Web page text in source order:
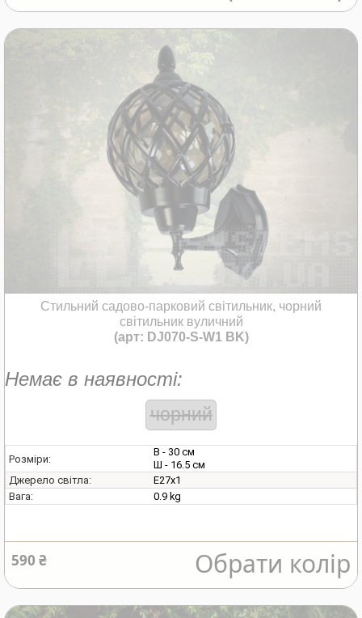
Стильний садово-парковий світильник, чорний
світильник вуличний
(арт: DJ070-S-W1 BK)
Немає в наявності:
чорний
Розміри:
В - 30 см
Ш - 16.5 см
Джерело світла:
E27х1
Вага:
0.9 kg
590 ₴ Обрати колір